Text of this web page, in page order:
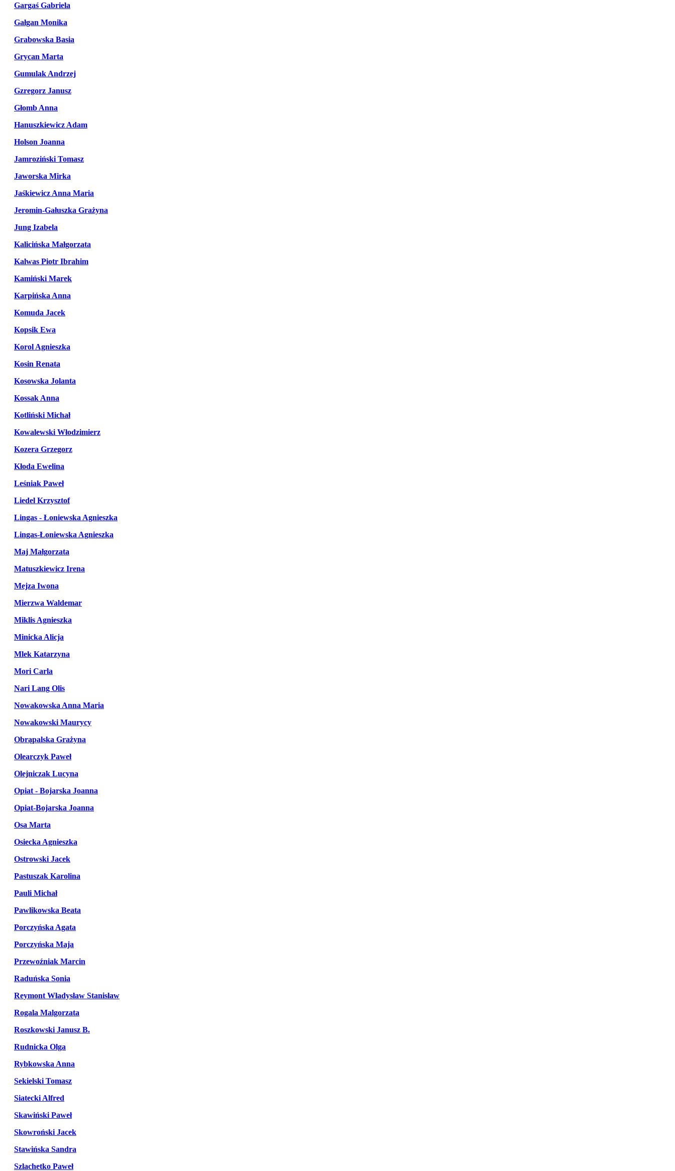
Gargaś Gabriela
Gałgan Monika
Grabowska Basia
Grycan Marta
Gumulak Andrzej
Gzregorz Janusz
Głomb Anna
Hanuszkiewicz Adam
Holson Joanna
Jamroziński Tomasz
Jaworska Mirka
Jaśkiewicz Anna Maria
Jeromin-Gałuszka Grażyna
Jung Izabela
Kalicińska Małgorzata
Kalwas Piotr Ibrahim
Kamiński Marek
Karpińska Anna
Komuda Jacek
Kopsik Ewa
Korol Agnieszka
Kosin Renata
Kosowska Jolanta
Kossak Anna
Kotliński Michał
Kowalewski Włodzimierz
Kozera Grzegorz
Kłoda Ewelina
Leśniak Paweł
Liedel Krzysztof
Lingas - Łoniewska Agnieszka
Lingas-Łoniewska Agnieszka
Maj Małgorzata
Matuszkiewicz Irena
Mejza Iwona
Mierzwa Waldemar
Miklis Agnieszka
Minicka Alicja
Mlek Katarzyna
Mori Carla
Nari Lang Olis
Nowakowska Anna Maria
Nowakowski Maurycy
Obrąpalska Grażyna
Olearczyk Paweł
Olejniczak Lucyna
Opiat - Bojarska Joanna
Opiat-Bojarska Joanna
Osa Marta
Osiecka Agnieszka
Ostrowski Jacek
Pastuszak Karolina
Pauli Michał
Pawlikowska Beata
Porczyńska Agata
Porczyńska Maja
Przewoźniak Marcin
Raduńska Sonia
Reymont Władysław Stanisław
Rogala Malgorzata
Roszkowski Janusz B.
Rudnicka Olga
Rybkowska Anna
Sekielski Tomasz
Siatecki Alfred
Skawiński Paweł
Skowroński Jacek
Stawińska Sandra
Szlachetko Paweł